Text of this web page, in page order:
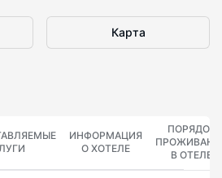
Карта
ИНФОРМАЦИЯ
О ХОТЕЛЕ
ПОРЯДОК
В ОТЕЛЕ